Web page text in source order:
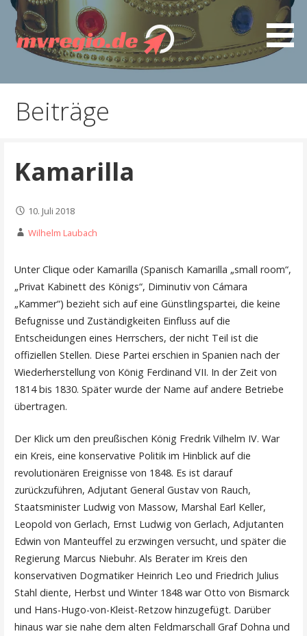
Zum
Inhalt
springen
mvregio.de
Entdecken Sie MVregio - spannende Artikel, gut
nützliche Tipps
Beiträge
Kamarilla
10. Juli 2018
Wilhelm Laubach
Unter Clique oder Kamarilla (Spanisch Kamarilla „small room“,
„Privat Kabinett des Königs“, Diminutiv von Cámara
„Kammer“) bezieht sich auf eine Günstlingspartei, die keine
Befugnisse und Zuständigkeiten Einfluss auf die
Entscheidungen eines Herrschers, der nicht Teil ist die
offiziellen Stellen. Diese Partei erschien in Spanien nach der
Wiederherstellung von König Ferdinand VII. In der Zeit von
1814 bis 1830. Später wurde der Name auf andere Betriebe
übertragen.
Der Klick um den preußischen König Fredrik Vilhelm IV. War
ein Kreis, eine konservative Politik im Hinblick auf die
revolutionären Ereignisse von 1848. Es ist darauf
zurückzuführen, Adjutant General Gustav von Rauch,
Staatsminister Ludwig von Massow, Marshal Earl Keller,
Leopold von Gerlach, Ernst Ludwig von Gerlach, Adjutanten
Edwin von Manteuffel zu erzwingen versucht, und später die
Regierung Marcus Niebuhr. Als Berater im Kreis den
konservativen Dogmatiker Heinrich Leo und Friedrich Julius
Stahl diente, Herbst und Winter 1848 war Otto von Bismarck
und Hans-Hugo-von-Kleist-Retzow hinzugefügt. Darüber
hinaus war sie nahe dem alten Feldmarschall Graf Dohna und